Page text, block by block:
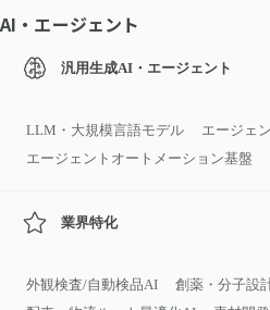
AI・エージェント
汎用生成AI・エージェント
LLM・大規模言語モデル
エージェ
エージェントオートメーション基盤
業界特化
外観検査/自動検品AI
創薬・分子設